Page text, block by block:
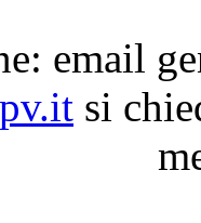
email
si